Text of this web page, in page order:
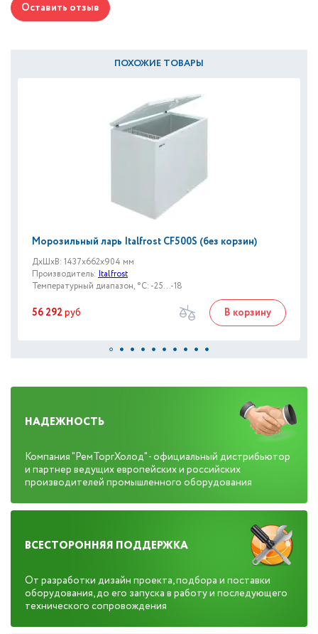
Оставить отзыв
ПОХОЖИЕ ТОВАРЫ
Морозильный ларь Italfrost CF500S (без корзин)
ДxШxВ: 1437x662x904 мм
Производитель: Italfrost
Температурный диапазон, °C: -25...-18
56 292 руб В корзину
НАДЕЖНОСТЬ
Компания "РемТоргХолод" - официальный дистрибьютор
и партнер ведущих европейских и российских
производителей промышленного оборудования
ВСЕСТОРОННЯЯ ПОДДЕРЖКА
От разработки дизайн проекта, подбора и поставки
оборудования, до его запуска в работу и последующего
технического сопровождения